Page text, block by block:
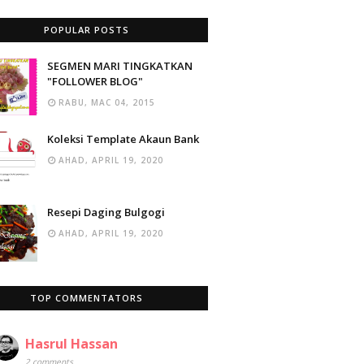
POPULAR POSTS
SEGMEN MARI TINGKATKAN
"FOLLOWER BLOG"
RABU, MAC 04, 2015
Koleksi Template Akaun Bank
AHAD, APRIL 19, 2020
Resepi Daging Bulgogi
AHAD, APRIL 19, 2020
TOP COMMENTATORS
Hasrul Hassan
2 comments